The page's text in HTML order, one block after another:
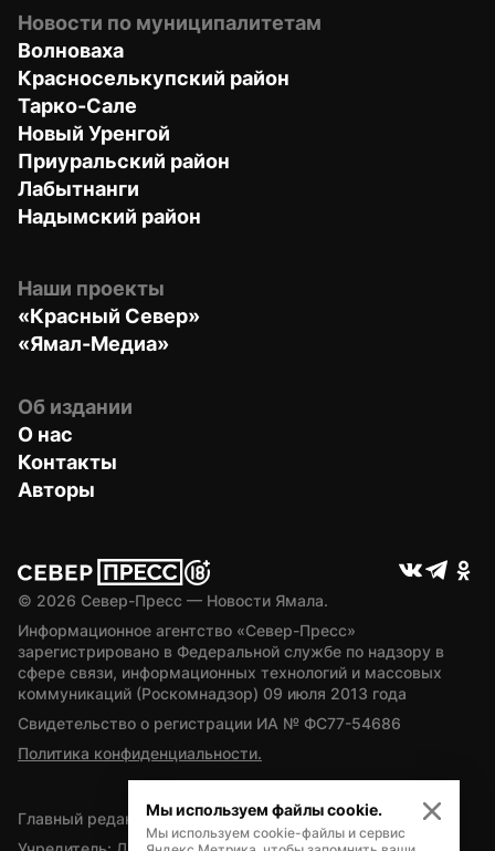
Новости по муниципалитетам
Волноваха
Красноселькупский район
Тарко-Сале
Новый Уренгой
Приуральский район
Лабытнанги
Надымский район
Наши проекты
«Красный Север»
«Ямал-Медиа»
Об издании
О нас
Контакты
Авторы
© 2026 Север-Пресс — Новости Ямала.
Информационное агентство «Север-Пресс»
зарегистрировано в Федеральной службе по надзору в
сфере связи, информационных технологий и массовых
коммуникаций (Роскомнадзор) 09 июля 2013 года
Свидетельство о регистрации ИА № ФС77-54686
Политика конфиденциальности.
Главный редактор — А.Л. Поздеев
Мы используем файлы cookie.
Мы используем cookie-файлы и сервис